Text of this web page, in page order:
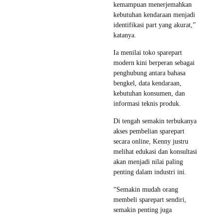
kemampuan menerjemahkan
kebutuhan kendaraan menjadi
identifikasi part yang akurat,”
katanya.
Ia menilai toko sparepart
modern kini berperan sebagai
penghubung antara bahasa
bengkel, data kendaraan,
kebutuhan konsumen, dan
informasi teknis produk.
Di tengah semakin terbukanya
akses pembelian sparepart
secara online, Kenny justru
melihat edukasi dan konsultasi
akan menjadi nilai paling
penting dalam industri ini.
“Semakin mudah orang
membeli sparepart sendiri,
semakin penting juga